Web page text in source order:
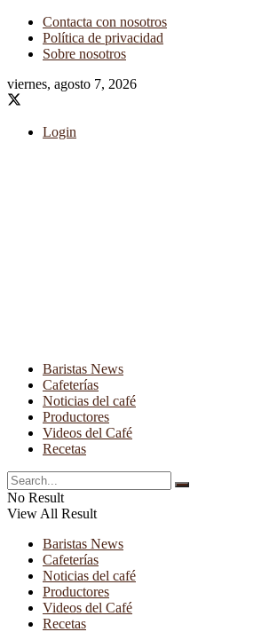
Contacta con nosotros
Política de privacidad
Sobre nosotros
viernes, agosto 7, 2026
Login
Baristas News
Cafeterías
Noticias del café
Productores
Videos del Café
Recetas
No Result
View All Result
Baristas News
Cafeterías
Noticias del café
Productores
Videos del Café
Recetas